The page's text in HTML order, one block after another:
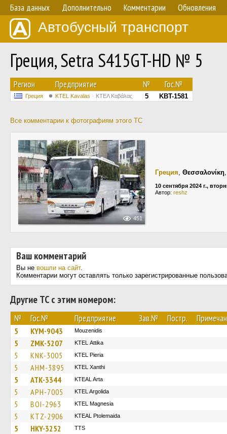
База данных Дополнительно Комментарии Обновления
Автобусный транспорт
Греция, Setra S415GT-HD № 5
Регион Предприятие № Гос.№
Греция KTEL Kavalas ΚΤΕΛ Καβάλας 5 KBT-1581
Все комментарии к фотографиям этого ТС
451
Греция, Θεσσαλονίκη,
10 сентября 2024 г.,
Автор: reshz
Ваш комментарий
Вы не вошли на сайт.
Комментарии могут оставлять только зарегистрированные
Другие ТС с этим номером:
№ Гос.№ Предприятие Зав.№ Постр.
5 KYM-9043 Mouzenidis
5 ZMK-5207 KΤΕL Αttika
5 KNK-3005 KTEL Pieria
5 AHM-3895 KTEL Xanthi
5 ATK-3344 KTEAL Arta
5 APH-7005 KTEL Argolida
5 BOI-2963 ΚΤΕL Magnesia
5 KTZ-2906 KTEAL Ptolemaida
5 HKY-3252 TTS